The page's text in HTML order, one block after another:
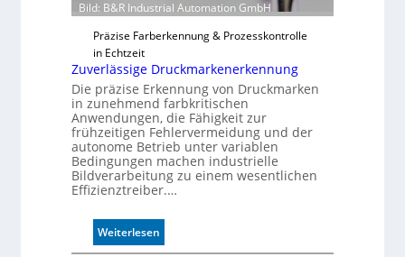
Bild: B&R Industrial Automation GmbH
Präzise Farberkennung & Prozesskontrolle
in Echtzeit
Zuverlässige Druckmarkenerkennung
Die präzise Erkennung von Druckmarken
in zunehmend farbkritischen
Anwendungen, die Fähigkeit zur
frühzeitigen Fehlervermeidung und der
autonome Betrieb unter variablen
Bedingungen machen industrielle
Bildverarbeitung zu einem wesentlichen
Effizienztreiber.…
Weiterlesen
Z